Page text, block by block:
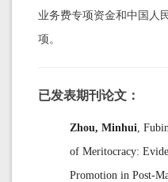
业务费专项资金和中国人
项。
已发表期刊论文：
Zhou, Minhui ,
of Meritocracy:
Promotion in Post-